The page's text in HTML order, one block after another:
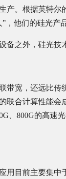
产。根据英特
，他们的硅光产
备之外，硅光技
带宽，还远比
联合计算性能
、800G的高速
用目前主要集中